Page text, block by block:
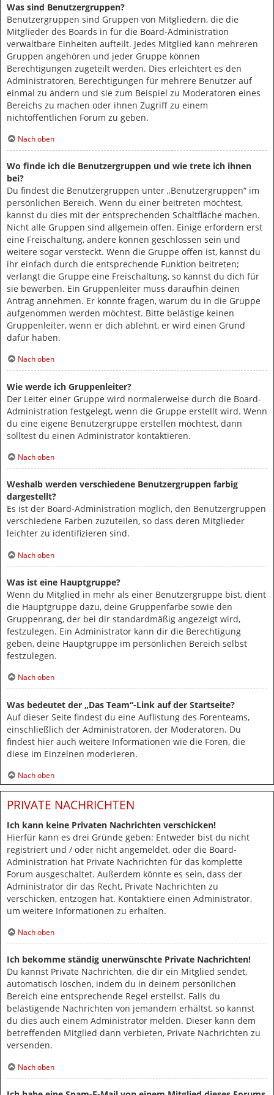
Was sind Benutzergruppen?
Benutzergruppen sind Gruppen von Mitgliedern, die die
Mitglieder des Boards in für die Board-Administration
verwaltbare Einheiten aufteilt. Jedes Mitglied kann mehreren
Gruppen angehören und jeder Gruppe können
Berechtigungen zugeteilt werden. Dies erleichtert es den
Administratoren, Berechtigungen für mehrere Benutzer auf
einmal zu ändern und sie zum Beispiel zu Moderatoren eines
Bereichs zu machen oder ihnen Zugriff zu einem
nichtöffentlichen Forum zu geben.
Nach oben
Wo finde ich die Benutzergruppen und wie trete ich ihnen
bei?
Du findest die Benutzergruppen unter „Benutzergruppen“ im
persönlichen Bereich. Wenn du einer beitreten möchtest,
kannst du dies mit der entsprechenden Schaltfläche machen.
Nicht alle Gruppen sind allgemein offen. Einige erfordern erst
eine Freischaltung, andere können geschlossen sein und
weitere sogar versteckt. Wenn die Gruppe offen ist, kannst du
ihr einfach durch die entsprechende Funktion beitreten;
verlangt die Gruppe eine Freischaltung, so kannst du dich für
sie bewerben. Ein Gruppenleiter muss daraufhin deinen
Antrag annehmen. Er könnte fragen, warum du in die Gruppe
aufgenommen werden möchtest. Bitte belästige keinen
Gruppenleiter, wenn er dich ablehnt, er wird einen Grund
dafür haben.
Nach oben
Wie werde ich Gruppenleiter?
Der Leiter einer Gruppe wird normalerweise durch die Board-
Administration festgelegt, wenn die Gruppe erstellt wird. Wenn
du eine eigene Benutzergruppe erstellen möchtest, dann
solltest du einen Administrator kontaktieren.
Nach oben
Weshalb werden verschiedene Benutzergruppen farbig
dargestellt?
Es ist der Board-Administration möglich, den Benutzergruppen
verschiedene Farben zuzuteilen, so dass deren Mitglieder
leichter zu identifizieren sind.
Nach oben
Was ist eine Hauptgruppe?
Wenn du Mitglied in mehr als einer Benutzergruppe bist, dient
die Hauptgruppe dazu, deine Gruppenfarbe sowie den
Gruppenrang, der bei dir standardmäßig angezeigt wird,
festzulegen. Ein Administrator kann dir die Berechtigung
geben, deine Hauptgruppe im persönlichen Bereich selbst
festzulegen.
Nach oben
Was bedeutet der „Das Team“-Link auf der Startseite?
Auf dieser Seite findest du eine Auflistung des Forenteams,
einschließlich der Administratoren, der Moderatoren. Du
findest hier auch weitere Informationen wie die Foren, die
diese im Einzelnen moderieren.
Nach oben
PRIVATE NACHRICHTEN
Ich kann keine Privaten Nachrichten verschicken!
Hierfür kann es drei Gründe geben: Entweder bist du nicht
registriert und / oder nicht angemeldet, oder die Board-
Administration hat Private Nachrichten für das komplette
Forum ausgeschaltet. Außerdem könnte es sein, dass der
Administrator dir das Recht, Private Nachrichten zu
verschicken, entzogen hat. Kontaktiere einen Administrator,
um weitere Informationen zu erhalten.
Nach oben
Ich bekomme ständig unerwünschte Private Nachrichten!
Du kannst Private Nachrichten, die dir ein Mitglied sendet,
automatisch löschen, indem du in deinem persönlichen
Bereich eine entsprechende Regel erstellst. Falls du
belästigende Nachrichten von jemandem erhältst, so kannst
du dies auch einem Administrator melden. Dieser kann dem
betreffenden Mitglied dann verbieten, Private Nachrichten zu
versenden.
Nach oben